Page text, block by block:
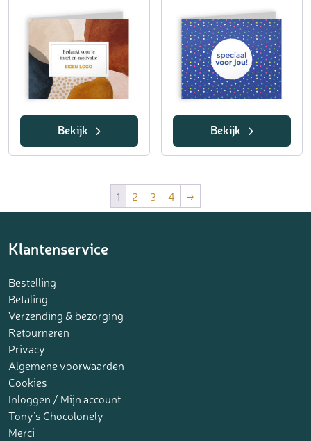
Bekijk Bekijk
1 2 3 4 →
Klantenservice
Bestelling
Betaling
Verzending & bezorging
Retourneren
Privacy
Algemene voorwaarden
Cookies
Inloggen / Mijn account
Tony’s Chocolonely
Merci